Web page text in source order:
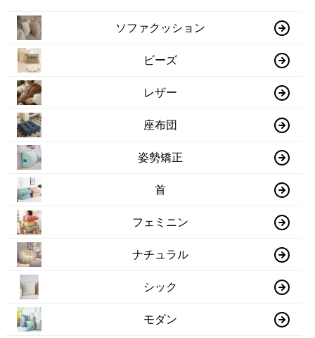
ソファクッション
ビーズ
レザー
座布団
姿勢矯正
首
フェミニン
ナチュラル
シック
モダン